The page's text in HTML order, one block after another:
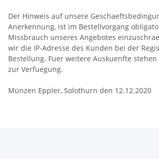
Der Hinweis auf unsere
Anerkennung, ist im Bestellvorgang
Missbrauch unseres Angebotes
wir die IP-Adresse des Kunden bei der
Bestellung. Fuer weitere Auskuenfte
zur Verfuegung.
Münzen Eppler, Solothurn den 12.12.2020